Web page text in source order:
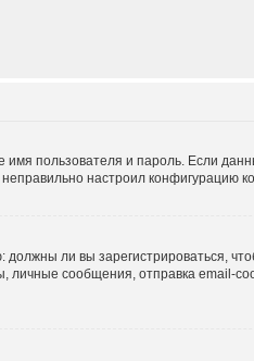
пользователя и пароль. Если
настроил конфигурацию
ли вы зарегистрироваться,
сообщения, отправка email-